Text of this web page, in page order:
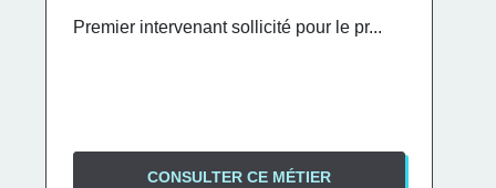
Premier intervenant sollicité pour le pr...
CONSULTER CE MÉTIER